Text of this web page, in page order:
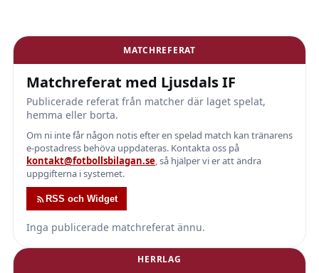
MATCHREFERAT
Matchreferat med Ljusdals IF
Publicerade referat från matcher där laget spelat,
hemma eller borta.
Om ni inte får någon notis efter en spelad match kan tränarens
e-postadress behöva uppdateras. Kontakta oss på
kontakt@fotbollsbilagan.se, så hjälper vi er att ändra
uppgifterna i systemet.
RSS och Widget
Inga publicerade matchreferat ännu.
HERRLAG